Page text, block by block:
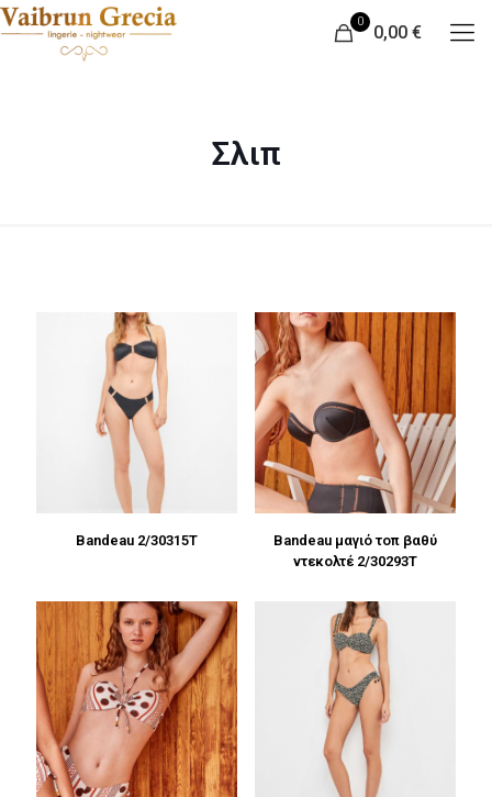
0
0,00 €
Σλιπ
Bandeau 2/30315T
Bandeau μαγιό τοπ βαθύ
ντεκολτέ 2/30293T